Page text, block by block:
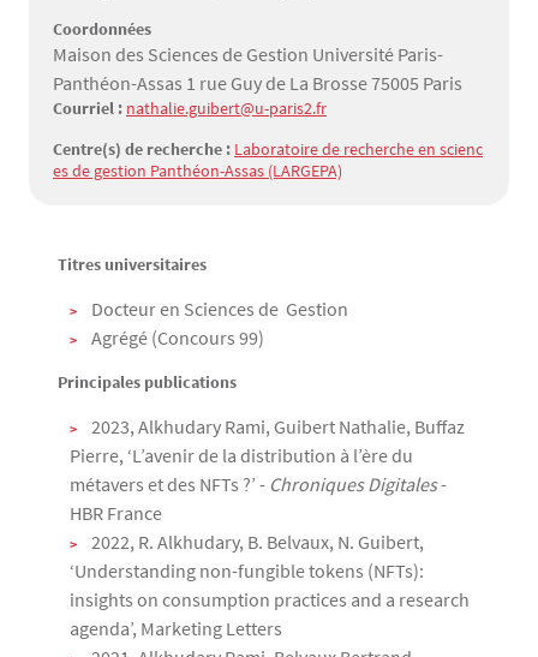
Coordonnées
Maison des Sciences de Gestion Université Paris-
Panthéon-Assas 1 rue Guy de La Brosse 75005 Paris
Courriel : nathalie.guibert@u-paris2.fr
Centre(s) de recherche : Laboratoire de recherche en scienc
es de gestion Panthéon-Assas (LARGEPA)
Texte
Titres universitaires
Docteur en Sciences de Gestion
Agrégé (Concours 99)
Principales publications
2023, Alkhudary Rami, Guibert Nathalie, Buffaz
Pierre, ‘L’avenir de la distribution à l’ère du
métavers et des NFTs ?’ - Chroniques Digitales-
HBR France
2022, R. Alkhudary, B. Belvaux, N. Guibert,
‘Understanding non-fungible tokens (NFTs):
insights on consumption practices and a research
agenda’, Marketing Letters